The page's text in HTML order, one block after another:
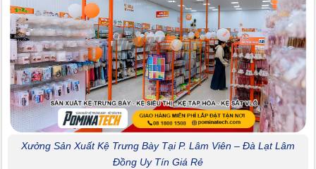
Xưởng Sản Xuất Kệ Trưng Bày Tại P. Lâm Viên – Đà Lạt Lâm
Đồng Uy Tín Giá Rẻ